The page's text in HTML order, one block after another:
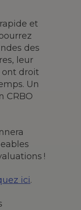
et
des
leur
ont droit
Un
CRBO
!
ici.